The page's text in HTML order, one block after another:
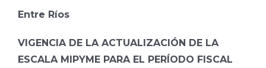
Entre Ríos
VIGENCIA DE LA ACTUALIZACIÓN DE LA
ESCALA MIPYME PARA EL PERÍODO FISCAL